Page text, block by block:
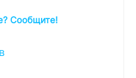
Cообщите!